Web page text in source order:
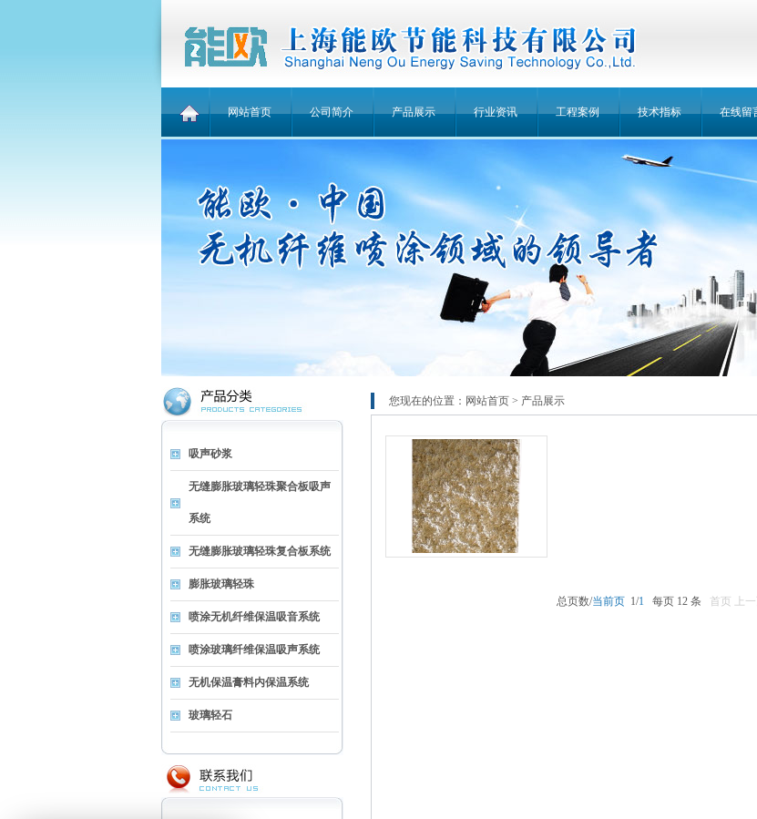
网站首页 公司简介 产品展示 行业资讯 工程案例 技术指标 在线留
吸声砂浆
无缝膨胀玻璃轻珠聚合板吸声
系统
无缝膨胀玻璃轻珠复合板系统
膨胀玻璃轻珠
喷涂无机纤维保温吸音系统
喷涂玻璃纤维保温吸声系统
无机保温膏料内保温系统
玻璃轻石
您现在的位置： 网站首页 > 产品展示
总页数/当前页1/1 每页 12 条 首页 上